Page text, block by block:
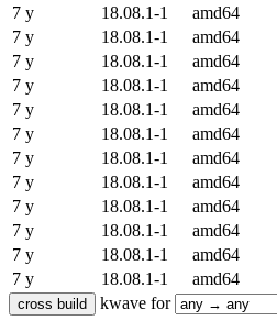
7 y
18.08.1-1 amd64
7 y
18.08.1-1 amd64
7 y
18.08.1-1 amd64
7 y
18.08.1-1 amd64
7 y
18.08.1-1 amd64
7 y
18.08.1-1 amd64
7 y
18.08.1-1 amd64
7 y
18.08.1-1 amd64
7 y
18.08.1-1 amd64
7 y
18.08.1-1 amd64
7 y
18.08.1-1 amd64
7 y
18.08.1-1 amd64
kwave for